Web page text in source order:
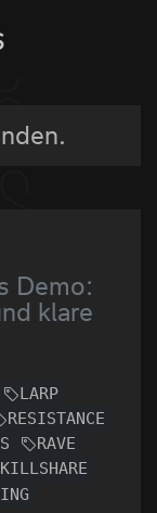
Demo:
klare
LARP
RESISTANCE
RAVE